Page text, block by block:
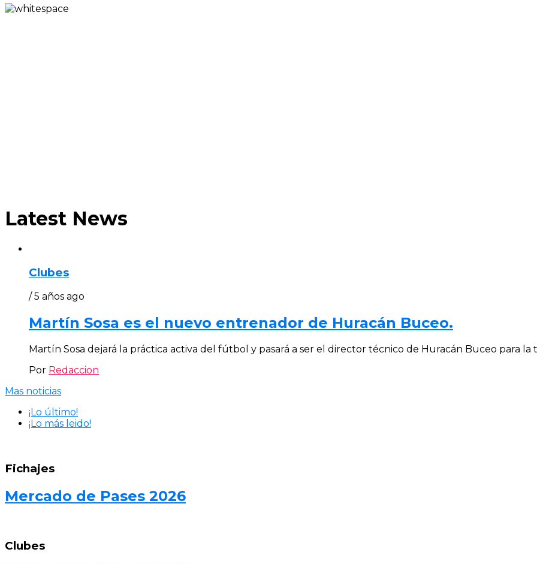
Latest News
Clubes
/ 5 años ago
Martín Sosa es el nuevo entrenador de Huracán Buceo.
Martín Sosa dejará la práctica activa del fútbol y pasará a ser el director técnico de Huracán Buceo para la
Por Redaccion
Mas noticias
¡Lo último!
¡Lo más leido!
Fichajes
Mercado de Pases 2026
Clubes